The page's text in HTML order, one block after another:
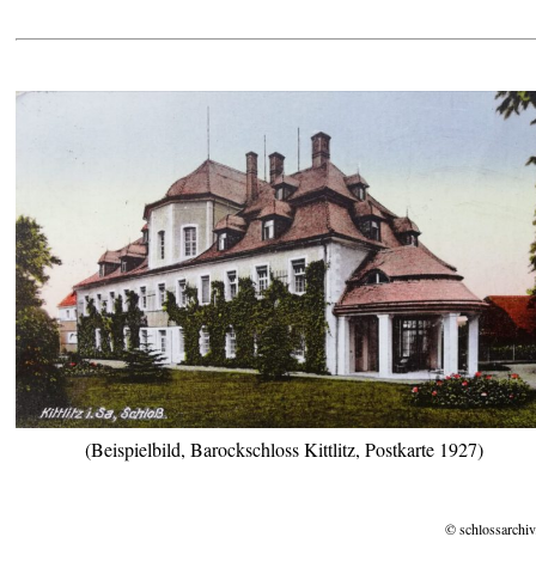
(Beispielbild, Barockschloss Kittlitz, Postkarte 1927)
©